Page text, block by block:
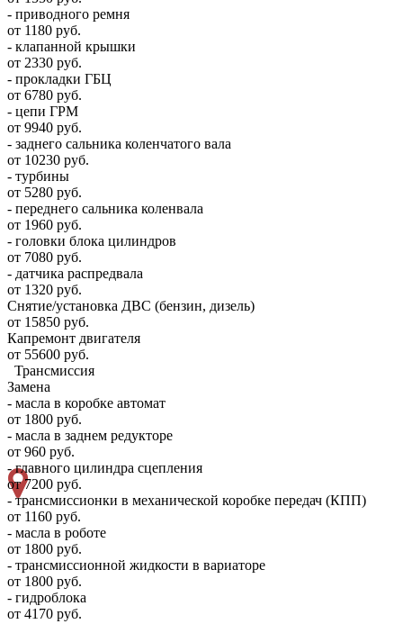
- приводного ремня
от 1180 руб.
- клапанной крышки
от 2330 руб.
- прокладки ГБЦ
от 6780 руб.
- цепи ГРМ
от 9940 руб.
- заднего сальника коленчатого вала
от 10230 руб.
- турбины
от 5280 руб.
- переднего сальника коленвала
от 1960 руб.
- головки блока цилиндров
от 7080 руб.
- датчика распредвала
от 1320 руб.
Снятие/установка ДВС (бензин, дизель)
от 15850 руб.
Капремонт двигателя
от 55600 руб.
Трансмиссия
Замена
- масла в коробке автомат
от 1800 руб.
- масла в заднем редукторе
от 960 руб.
- главного цилиндра сцепления
от 7200 руб.
- трансмиссионки в механической коробке передач (КПП)
от 1160 руб.
- масла в роботе
от 1800 руб.
- трансмиссионной жидкости в вариаторе
от 1800 руб.
- гидроблока
от 4170 руб.